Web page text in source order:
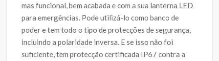
mas funcional, bem acabada e com a sua lanterna LED
para emergências. Pode utilizá-lo como banco de
poder e tem todo o tipo de protecções de segurança,
incluindo a polaridade inversa. E se isso não foi
suficiente, tem protecção certificada IP67 contra a